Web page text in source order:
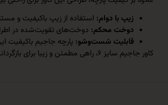
زیپ با دوام: استفاده از زیپ باکیفیت و
دوخت محکم: دوخت‌های تقویت‌شده در
قابلیت شست‌وشو: پارچه جاجیم باکیفیت
کاور جاجیم سایز ۶، راهی مطمئن و زیبا برای بازگرداندن نظم و پاکیزگی به کمد یا انباری شماست. با انتخاب این کاور، در واقع روی آرامش خاطر خود و حفظ کیفیت وسایل خواب خود سرمایه‌گذاری کرده‌اید.